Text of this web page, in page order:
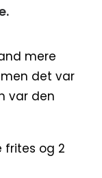
mere
det var
var den
frites og 2